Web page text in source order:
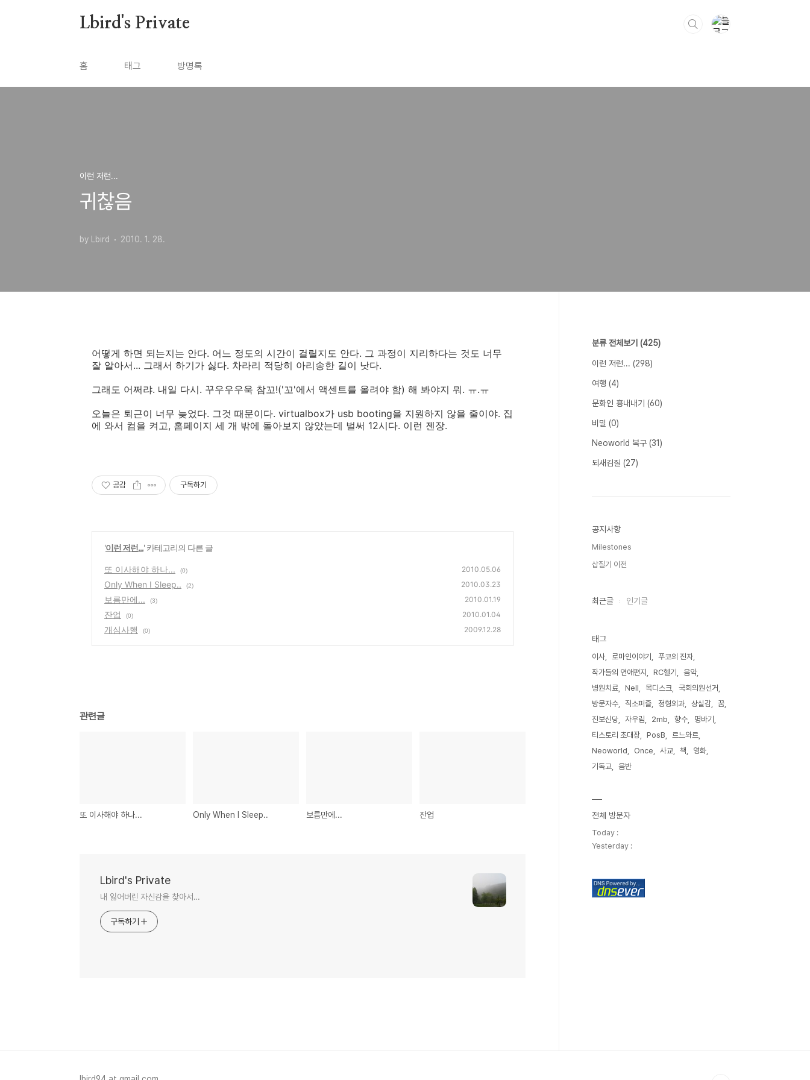
Lbird's Private
홈 태그 방명록
이런 저런...
귀찮음
by Lbird 2010. 1. 28.
어떻게 하면 되는지는 안다. 어느 정도의 시간이 걸릴지도 안다. 그 과정이 지리하다는 것도 너무
잘 알아서... 그래서 하기가 싫다. 차라리 적당히 아리송한 길이 낫다.
그래도 어쩌랴. 내일 다시. 꾸우우우욱 참꼬!('꼬'에서 액센트를 올려야 함) 해 봐야지 뭐. ㅠ.ㅠ
오늘은 퇴근이 너무 늦었다. 그것 때문이다. virtualbox가 usb booting을 지원하지 않을 줄이야. 집
에 와서 컴을 켜고, 홈페이지 세 개 밖에 돌아보지 않았는데 벌써 12시다. 이런 젠장.
공감 구독하기
'이런 저런...' 카테고리의 다른 글
또 이사해야 하나... (0) 2010.05.06
Only When I Sleep.. (2) 2010.03.23
보름만에... (3) 2010.01.19
잔업 (0) 2010.01.04
개심사행 (0) 2009.12.28
관련글
또 이사해야 하나... Only When I Sleep.. 보름만에... 잔업
Lbird's Private
내 잃어버린 자신감을 찾아서...
구독하기
분류 전체보기 (425)
이런 저런... (298)
여행 (4)
문화인 흉내내기 (60)
비밀 (0)
Neoworld 복구 (31)
되새김질 (27)
공지사항
Milestones
삽질기 이전
최근글 인기글
태그
이사 로마인이야기
푸코의 진자
작가들의 연애편지
RC헬기
음악
병원치료
Nell 목디스크
국회의원선거
방문자수
직소퍼즐 정형외과 상실감
꿈
진보신당
자우림 2mb 향수
명바기
티스토리 초대장
PosB
르느와르
Neoworld
Once 사교 책
영화
기독교
음반
전체 방문자
Today :
Yesterday :